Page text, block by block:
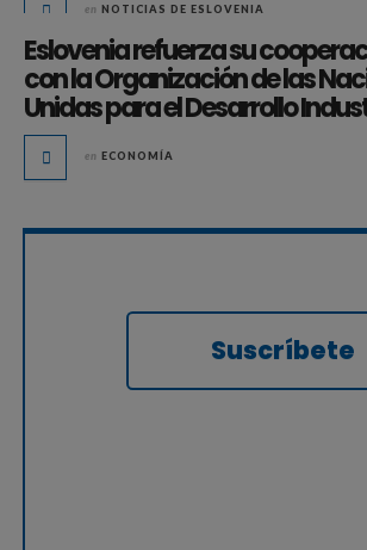
en NOTICIAS DE ESLOVENIA
Eslovenia refuerza su
con la Organización de las
Unidas para el Desarrollo
en ECONOMÍA
Suscríbete